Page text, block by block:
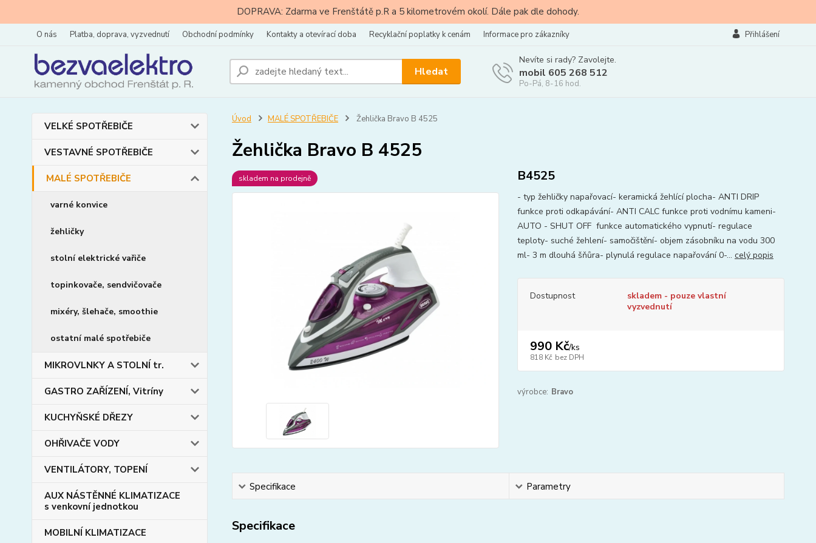
DOPRAVA: Zdarma ve Frenštátě p.R a 5 kilometrovém okolí. Dále pak dle dohody.
O nás Platba, doprava, vyzvednutí Obchodní podmínky Kontakty a otevírací doba Recyklační poplatky k cenám Informace pro zákazníky Přihlášení
Hledat
Nevíte si rady? Zavolejte.
mobil 605 268 512
Po-Pá, 8-16 hod.
VELKÉ SPOTŘEBIČE
VESTAVNÉ SPOTŘEBIČE
MALÉ SPOTŘEBIČE
varné konvice
žehličky
stolní elektrické vařiče
topinkovače, sendvičovače
mixéry, šlehače, smoothie
ostatní malé spotřebiče
MIKROVLNKY A STOLNÍ tr.
GASTRO ZAŘÍZENÍ, Vitríny
KUCHYŇSKÉ DŘEZY
OHŘIVAČE VODY
VENTILÁTORY, TOPENÍ
AUX NÁSTĚNNÉ KLIMATIZACE
s venkovní jednotkou
MOBILNÍ KLIMATIZACE
Úvod MALÉ SPOTŘEBIČE Žehlička Bravo B 4525
Žehlička Bravo B 4525
skladem na prodejně B4525
- typ žehličky napařovací- keramická žehlící plocha- ANTI DRIP
funkce proti odkapávání- ANTI CALC funkce proti vodnímu kameni-
AUTO - SHUT OFF funkce automatického vypnutí- regulace
teploty- suché žehlení- samočištění- objem zásobníku na vodu 300
ml- 3 m dlouhá šňůra- plynulá regulace napařování 0-... celý popis
Dostupnost
skladem - pouze vlastní
vyzvednutí
990 Kč/ks
818 Kč bez DPH
výrobce: Bravo
Specifikace Parametry
Specifikace